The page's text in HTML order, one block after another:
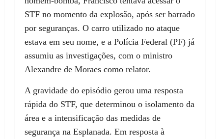
STF no momento da explosão, após ser barrado
por seguranças. O carro utilizado no ataque
estava em seu nome, e a Polícia Federal (PF) já
assumiu as investigações, com o ministro
Alexandre de Moraes como relator.
A gravidade do episódio gerou uma resposta
rápida do STF, que determinou o isolamento da
área e a intensificação das medidas de
segurança na Esplanada. Em resposta à